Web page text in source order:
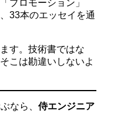
プロモーション」
33本のエッセイを通
す。技術書ではな
こは勘違いしないよ
なら、侍エンジニア